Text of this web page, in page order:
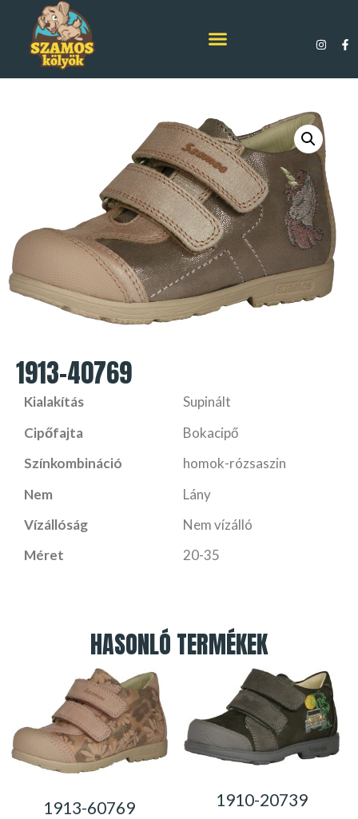
1913-40769
Kialakítás
Supinált
Cipőfajta
Bokacipő
Színkombináció
homok-rózsaszin
Nem
Lány
Vízállóság
Nem vízálló
Méret
20-35
HASONLÓ TERMÉKEK
1913-60769 1910-20739